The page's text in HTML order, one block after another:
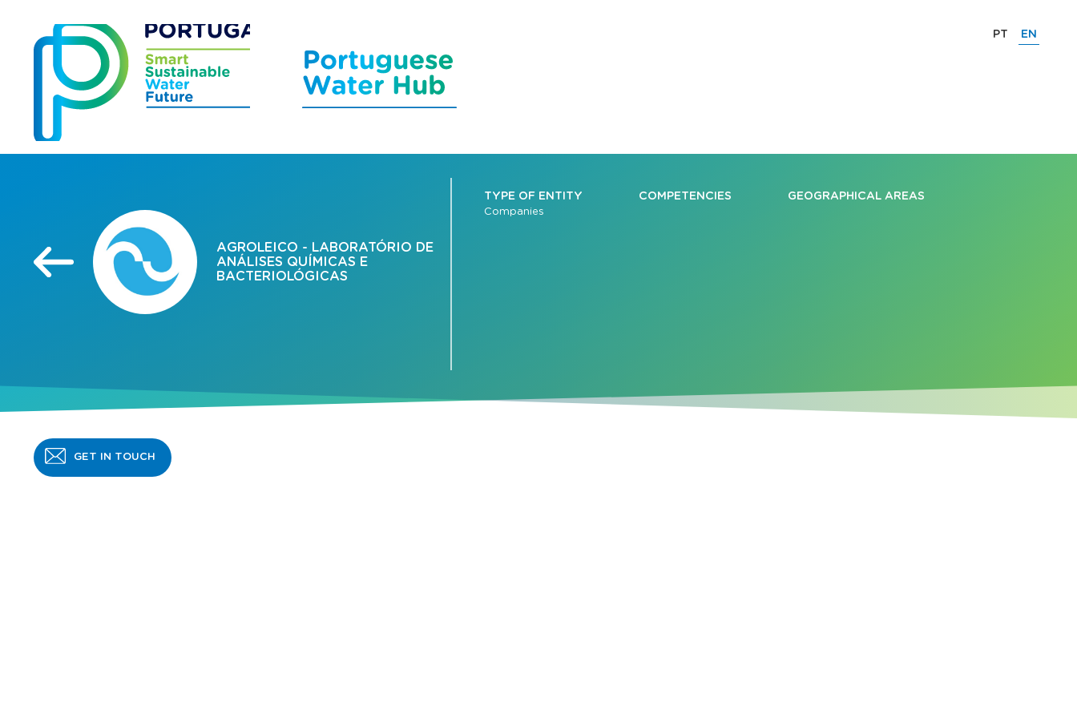
PT EN
AGROLEICO - LABORATÓRIO DE
ANÁLISES QUÍMICAS E
BACTERIOLÓGICAS
TYPE OF ENTITY
Companies
COMPETENCIES GEOGRAPHICAL AREAS
GET IN TOUCH